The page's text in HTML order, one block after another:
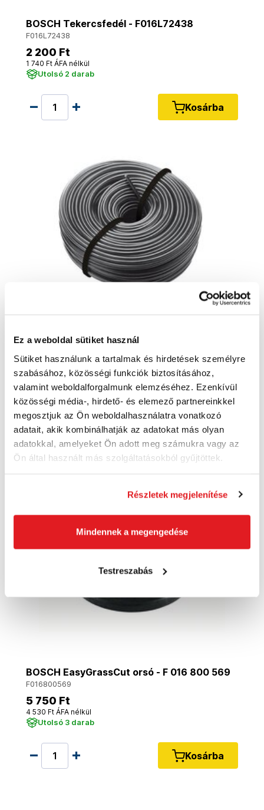
Ez a weboldal sütiket használ
Sütiket használunk a tartalmak és hirdetések személyre
szabásához, közösségi funkciók biztosításához,
valamint weboldalforgalmunk elemzéséhez. Ezenkívül
közösségi média-, hirdető- és elemező partnereinkkel
megosztjuk az Ön weboldalhasználatra vonatkozó
adatait, akik kombinálhatják az adatokat más olyan
adatokkal, amelyeket Ön adott meg számukra vagy az
Ön által használt más szolgáltatásokból gyűjtöttek.
Részletek megjelenítése
Mindennek a megengedése
Testreszabás
BOSCH Tekercsfedél - F016L72438
F016L72438
2 200 Ft
1 740 Ft ÁFA nélkül
Utolsó 2 darab
Kosárba
BOSCH Tartalék kábel 24 m (1,6 mm) - F 016
800 462
8 800 Ft
Utolsó 2 darab
Kosárba
BOSCH EasyGrassCut orsó - F 016 800 569
F016800569
5 750 Ft
4 530 Ft ÁFA nélkül
Utolsó 3 darab
Kosárba